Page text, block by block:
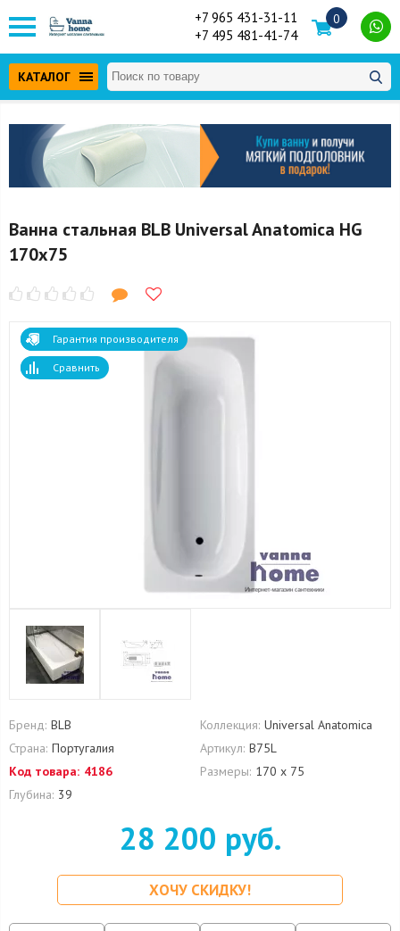
+7 965 431-31-11
+7 495 481-41-74
0
КАТАЛОГ
Ванна стальная BLB Universal Anatomica HG
170x75
Гарантия производителя
Сравнить
Бренд: BLB Коллекция: Universal Anatomica
Страна: Португалия Артикул: B75L
Код товара: 4186 Размеры: 170 х 75
Глубина: 39
28 200 руб.
ХОЧУ СКИДКУ!